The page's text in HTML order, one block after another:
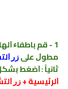
1 - ﻗﻢ ﺑﺎﻃﻔﺎﺀ ﺍﻟﻬﺎﺗﻒ ﺗﻤﺎﻣﺎً ﻣﻦ
ﻣﻄﻮﻝ ﻋﻠﻰﺯﺭ
ﺛﺎﻧﻴﺎً : ﺍﺿﻐﻂ
ﺍﻟﺮﺋﻴﺴﻴﺔ + ﺯﺭ